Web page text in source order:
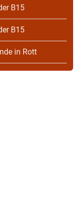
B15
B15
in Rott